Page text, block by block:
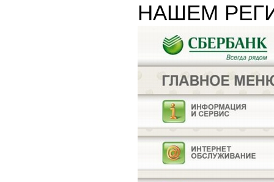
НАШЕМ